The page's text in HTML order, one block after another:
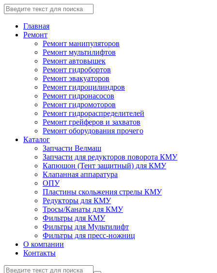
Главная
Ремонт
Ремонт манипуляторов
Ремонт мультилифтов
Ремонт автовышек
Ремонт гидробортов
Ремонт эвакуаторов
Ремонт гидроцилиндров
Ремонт гидронасосов
Ремонт гидромоторов
Ремонт гидрораспределителей
Ремонт грейферов и захватов
Ремонт оборудования прочего
Каталог
Запчасти Велмаш
Запчасти для редукторов поворота КМУ
Капюшон (Тент защитный) для КМУ
Клапанная аппаратура
ОПУ
Пластины скольжения стрелы КМУ
Редукторы для КМУ
Тросы/Канаты для КМУ
Фильтры для КМУ
Фильтры для Мультилифт
Фильтры для пресс-ножниц
О компании
Контакты